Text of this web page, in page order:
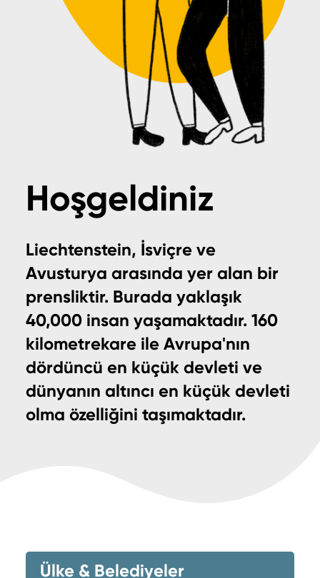
Hoşgeldiniz
Liechtenstein, İsviçre ve
Avusturya arasında yer alan bir
prensliktir. Burada yaklaşık
40,000 insan yaşamaktadır. 160
kilometrekare ile Avrupa'nın
dördüncü en küçük devleti ve
dünyanın altıncı en küçük devleti
olma özelliğini taşımaktadır.
Ülke & Belediyeler